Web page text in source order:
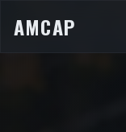
AMCAP